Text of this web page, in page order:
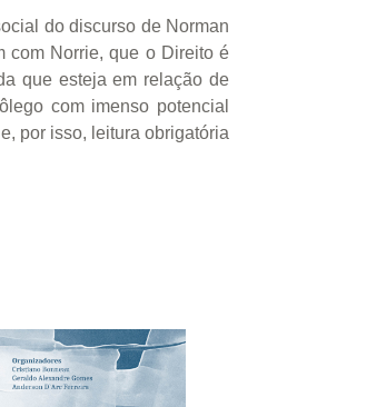
do discurso de Norman
com Norrie, que o Direito é
que esteja em relação de
com imenso potencial
por isso, leitura obrigatória